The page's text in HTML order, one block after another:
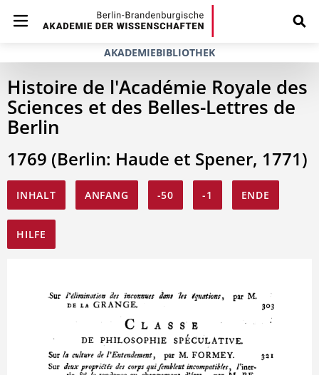
AKADEMIEBIBLIOTHEK
Histoire de l'Académie Royale des
Sciences et des Belles-Lettres de
Berlin
1769 (Berlin: Haude et Spener, 1771)
INHALT ANFANG -50 -1 ENDE
HILFE